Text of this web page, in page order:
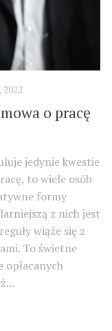
2022
o pracę
jedynie kwestie
to wiele osób
formy
z nich jest
wiąże się z
To świetne
opłacanych